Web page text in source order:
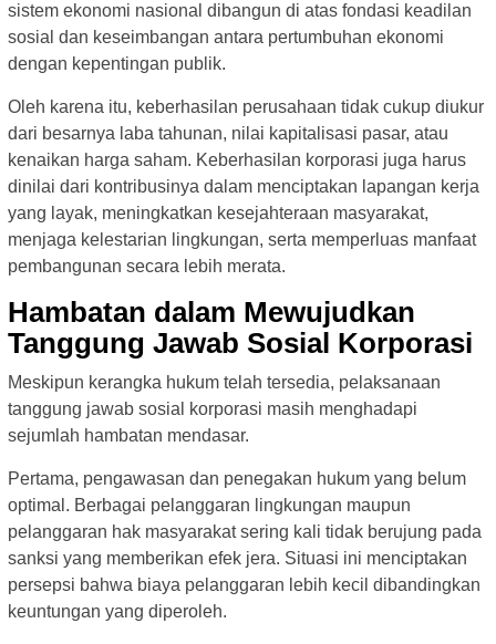
sistem ekonomi nasional dibangun di atas fondasi keadilan
sosial dan keseimbangan antara pertumbuhan ekonomi
dengan kepentingan publik.
Oleh karena itu, keberhasilan perusahaan tidak cukup diukur
dari besarnya laba tahunan, nilai kapitalisasi pasar, atau
kenaikan harga saham. Keberhasilan korporasi juga harus
dinilai dari kontribusinya dalam menciptakan lapangan kerja
yang layak, meningkatkan kesejahteraan masyarakat,
menjaga kelestarian lingkungan, serta memperluas manfaat
pembangunan secara lebih merata.
Hambatan dalam Mewujudkan
Tanggung Jawab Sosial Korporasi
Meskipun kerangka hukum telah tersedia, pelaksanaan
tanggung jawab sosial korporasi masih menghadapi
sejumlah hambatan mendasar.
Pertama, pengawasan dan penegakan hukum yang belum
optimal. Berbagai pelanggaran lingkungan maupun
pelanggaran hak masyarakat sering kali tidak berujung pada
sanksi yang memberikan efek jera. Situasi ini menciptakan
persepsi bahwa biaya pelanggaran lebih kecil dibandingkan
keuntungan yang diperoleh.